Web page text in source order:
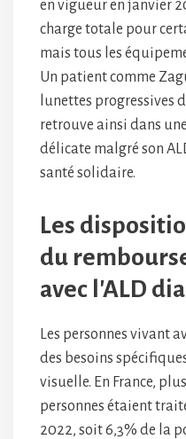
en vigueur en janvier
charge totale pour
mais tous les
Un patient comme
lunettes progressives
retrouve ainsi dans
délicate malgré son
santé solidaire.
Les
du
avec l'ALD
Les personnes vivant
des besoins
visuelle. En France,
personnes étaient
2022, soit 6,3% de la